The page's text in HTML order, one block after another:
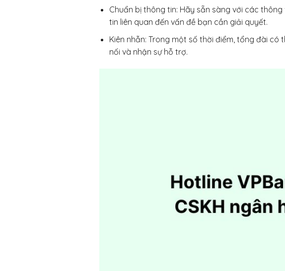
Chuẩn bị thông tin: Hãy sẵn sàng với các
tin liên quan đến vấn đề bạn cần giải quyết.
Kiên nhẫn: Trong một số thời điểm, tổng đài
nối và nhận sự hỗ trợ.